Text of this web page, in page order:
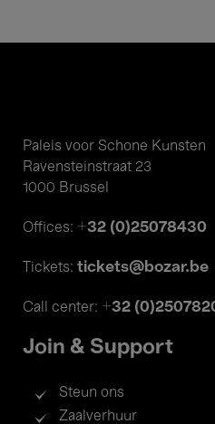
Paleis voor Schone Kunsten
Ravensteinstraat 23
1000 Brussel
Offices: +32 (0)25078430
Tickets: tickets@bozar.be
Call center: +32
Join & Support
Steun ons
Zaalverhuur